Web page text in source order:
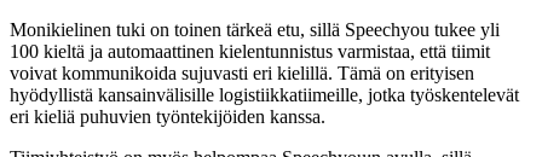
Monikielinen tuki on toinen tärkeä etu, sillä Speechyou tukee yli
100 kieltä ja automaattinen kielentunnistus varmistaa, että tiimit
voivat kommunikoida sujuvasti eri kielillä. Tämä on erityisen
hyödyllistä kansainvälisille logistiikkatiimeille, jotka työskentelevät
eri kieliä puhuvien työntekijöiden kanssa.